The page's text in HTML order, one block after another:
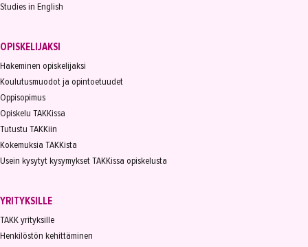
Studies in English
OPISKELIJAKSI
Hakeminen opiskelijaksi
Koulutusmuodot ja opintoetuudet
Oppisopimus
Opiskelu TAKKissa
Tutustu TAKKiin
Kokemuksia TAKKista
Usein kysytyt kysymykset TAKKissa opiskelusta
YRITYKSILLE
TAKK yrityksille
Henkilöstön kehittäminen